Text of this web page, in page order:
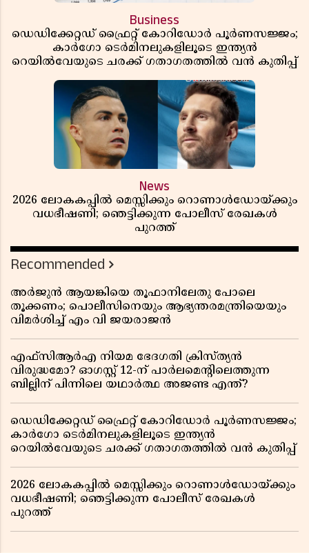
Business
ഡെഡിക്കേറ്റഡ് ഫ്രൈറ്റ് കോറിഡോർ പൂർണസജ്ജം;
കാർഗോ ടെർമിനലുകളിലൂടെ ഇന്ത്യൻ
റെയിൽവേയുടെ ചരക്ക് ഗതാഗതത്തിൽ വൻ കുതിപ്പ്
News
2026 ലോകകപ്പിൽ മെസ്സിക്കും റൊണാൾഡോയ്ക്കും
വധഭീഷണി; ഞെട്ടിക്കുന്ന പോലീസ് രേഖകൾ
പുറത്ത്
Recommended
അർജുൻ ആയങ്കിയെ തൂഫാനിലേതു പോലെ
തൂക്കണം; പൊലീസിനെയും ആഭ്യന്തരമന്ത്രിയെയും
വിമർശിച്ച് എം വി ജയരാജൻ
എഫ്സിആർഎ നിയമ ഭേദഗതി ക്രിസ്ത്യൻ
വിരുദ്ധമോ? ഓഗസ്റ്റ് 12-ന് പാർലമെന്റിലെത്തുന്ന
ബില്ലിന് പിന്നിലെ യഥാർത്ഥ അജണ്ട എന്ത്?
ഡെഡിക്കേറ്റഡ് ഫ്രൈറ്റ് കോറിഡോർ പൂർണസജ്ജം;
കാർഗോ ടെർമിനലുകളിലൂടെ ഇന്ത്യൻ
റെയിൽവേയുടെ ചരക്ക് ഗതാഗതത്തിൽ വൻ കുതിപ്പ്
2026 ലോകകപ്പിൽ മെസ്സിക്കും റൊണാൾഡോയ്ക്കും
വധഭീഷണി; ഞെട്ടിക്കുന്ന പോലീസ് രേഖകൾ
പുറത്ത്